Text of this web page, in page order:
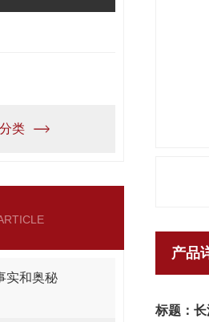
类
实和奥秘
产品
标题：